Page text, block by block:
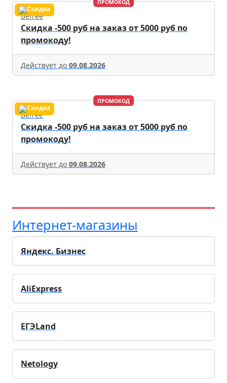
ПРОМОКОД
Befree
Скидка -500 руб на заказ от 5000 руб по
промокоду!
Действует до 09.08.2026
ПРОМОКОД
Befree
Скидка -500 руб на заказ от 5000 руб по
промокоду!
Действует до 09.08.2026
Интернет-магазины
Яндекс. Бизнес
AliExpress
ЕГЭLand
Netology